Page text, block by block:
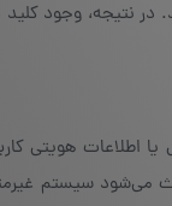
نتیجه، وجود
هویتی
سیستم